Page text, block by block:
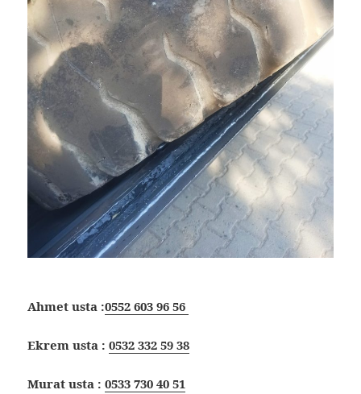
Ahmet usta :0552 603 96 56
Ekrem usta :0532 332 59 38
Murat usta :0533 730 40 51